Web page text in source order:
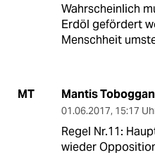
Wahrscheinlich
Erdöl gefördert
Menschheit
MT Mantis Toboggan
01.06.2017, 15:17
Regel Nr.11:
wieder